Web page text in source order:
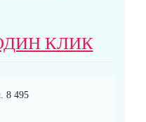
КЛИК
495